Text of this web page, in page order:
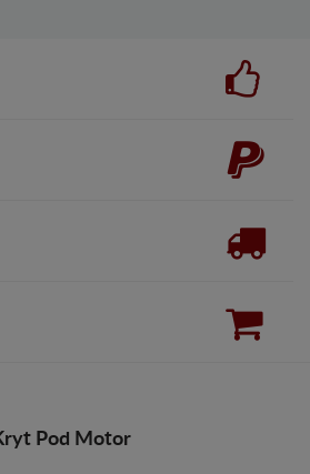
Pod Motor